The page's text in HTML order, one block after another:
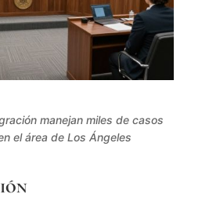
manejan miles de casos
el área de Los Ángeles